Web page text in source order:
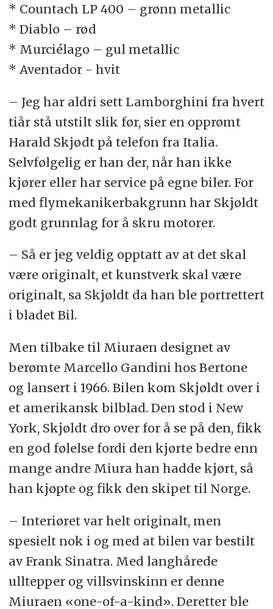
* Countach LP 400 – grønn metallic
* Diablo – rød
* Murciélago – gul metallic
* Aventador - hvit
– Jeg har aldri sett Lamborghini fra hvert
tiår stå utstilt slik før, sier en opprømt
Harald Skjødt på telefon fra Italia.
Selvfølgelig er han der, når han ikke
kjører eller har service på egne biler. For
med flymekanikerbakgrunn har Skjøldt
godt grunnlag for å skru motorer.
– Så er jeg veldig opptatt av at det skal
være originalt, et kunstverk skal være
originalt, sa Skjøldt da han ble portrettert
i bladet Bil.
Men tilbake til Miuraen designet av
berømte Marcello Gandini hos Bertone
og lansert i 1966. Bilen kom Skjøldt over i
et amerikansk bilblad. Den stod i New
York, Skjøldt dro over for å se på den, fikk
en god følelse fordi den kjørte bedre enn
mange andre Miura han hadde kjørt, så
han kjøpte og fikk den skipet til Norge.
– Interiøret var helt originalt, men
spesielt nok i og med at bilen var bestilt
av Frank Sinatra. Med langhårede
ulltepper og villsvinskinn er denne
Miuraen «one-of-a-kind». Deretter ble